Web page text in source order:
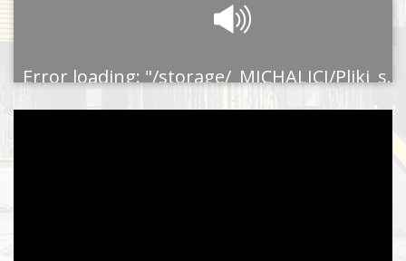
Error loading: "/storage/_MICHALICI/Pliki_serwerowe/_Zalozyciel/Wychowanie.mp3"